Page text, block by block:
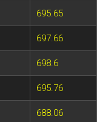
695.65
697.66
698.6
695.76
688.06